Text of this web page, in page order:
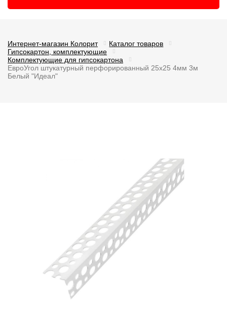
Интернет-магазин Колорит
Каталог товаров
Гипсокартон, комплектующие
Комплектующие для гипсокартона
ЕвроУгол штукатурный перфорированный 25х25 4мм 3м
Белый "Идеал"